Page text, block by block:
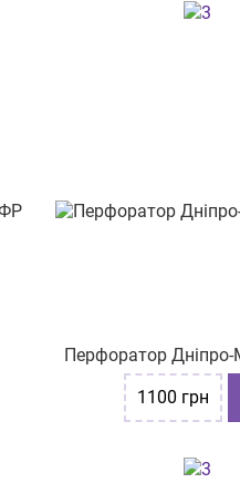
Перфоратор
1100 грн